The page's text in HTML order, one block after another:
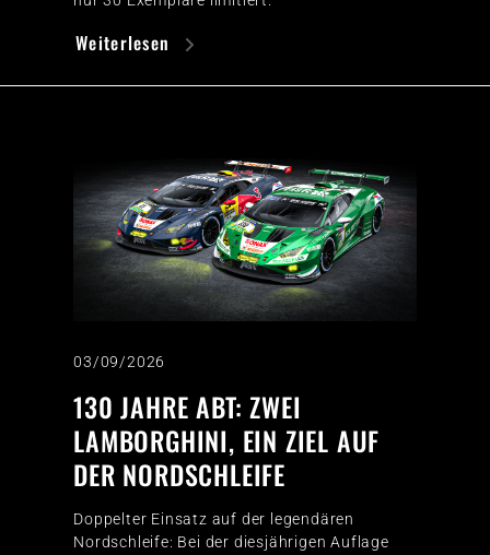
Weiterlesen
03/09/2026
130 JAHRE ABT: ZWEI
LAMBORGHINI, EIN ZIEL AUF
DER NORDSCHLEIFE
Doppelter Einsatz auf der legendären
Nordschleife: Bei der diesjährigen Auflage